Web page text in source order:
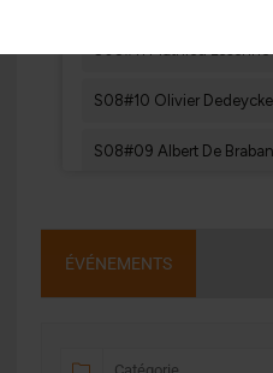
ÉVÉNEMENTS